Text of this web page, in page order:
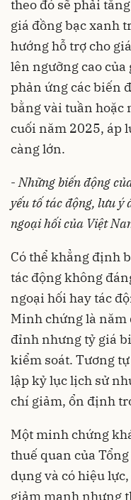
theo đó sẽ phải
giá đồng bạc xanh
hướng hỗ trợ cho
lên ngưỡng cao
phản ứng các biến
bằng vài tuần hoặc
cuối năm 2025, áp
càng lớn.
-Những biến động
yếu tố tác động, lưu ý
ngoại hối của Việt
Có thể khẳng định
tác động không
ngoại hối hay tác
Minh chứng là năm
đỉnh nhưng tỷ giá
kiểm soát. Tương
lập kỷ lục lịch sử
chí giảm, ổn định
Một minh chứng
thuế quan của
dụng và có hiệu
giảm mạnh nhưng